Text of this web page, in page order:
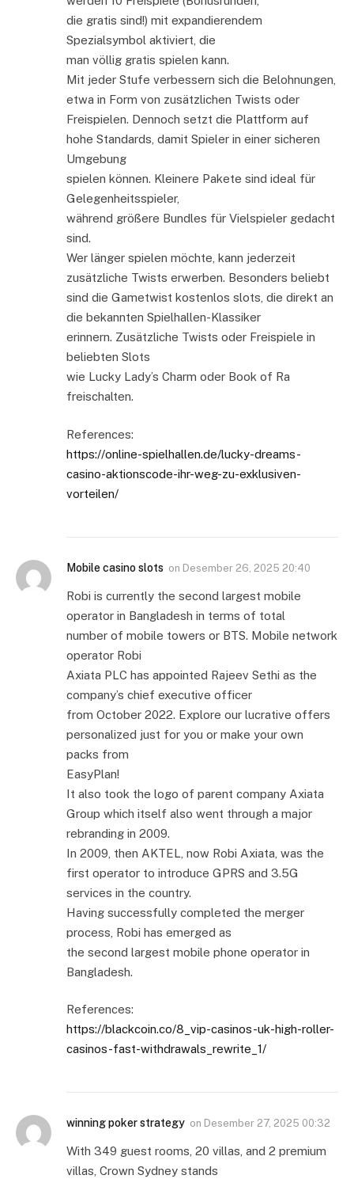
die gratis sind!) mit expandierendem
Spezialsymbol aktiviert, die
man völlig gratis spielen kann.
Mit jeder Stufe verbessern sich die Belohnungen,
etwa in Form von zusätzlichen Twists oder
Freispielen. Dennoch setzt die Plattform auf
hohe Standards, damit Spieler in einer sicheren
Umgebung
spielen können. Kleinere Pakete sind ideal für
Gelegenheitsspieler,
während größere Bundles für Vielspieler gedacht
sind.
Wer länger spielen möchte, kann jederzeit
zusätzliche Twists erwerben. Besonders beliebt
sind die Gametwist kostenlos slots, die direkt an
die bekannten Spielhallen-Klassiker
erinnern. Zusätzliche Twists oder Freispiele in
beliebten Slots
wie Lucky Lady’s Charm oder Book of Ra
freischalten.
References:
https://online-spielhallen.de/lucky-dreams-
casino-aktionscode-ihr-weg-zu-exklusiven-
vorteilen/
Mobile casino slots on Desember 26, 2025 20:40
Robi is currently the second largest mobile
operator in Bangladesh in terms of total
number of mobile towers or BTS. Mobile network
operator Robi
Axiata PLC has appointed Rajeev Sethi as the
company’s chief executive officer
from October 2022. Explore our lucrative offers
personalized just for you or make your own
packs from
EasyPlan!
It also took the logo of parent company Axiata
Group which itself also went through a major
rebranding in 2009.
In 2009, then AKTEL, now Robi Axiata, was the
first operator to introduce GPRS and 3.5G
services in the country.
Having successfully completed the merger
process, Robi has emerged as
the second largest mobile phone operator in
Bangladesh.
References:
https://blackcoin.co/8_vip-casinos-uk-high-roller-
casinos-fast-withdrawals_rewrite_1/
winning poker strategy on Desember 27, 2025 00:32
With 349 guest rooms, 20 villas, and 2 premium
villas, Crown Sydney stands